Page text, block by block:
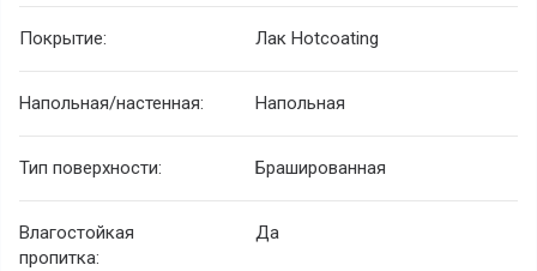
Покрытие: Лак Hotcoating
Напольная/настенная: Напольная
Тип поверхности: Брашированная
Влагостойкая
пропитка:
Да